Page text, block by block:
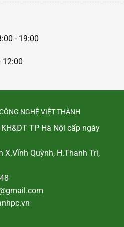
- 19:00
12:00
NGHỆ VIỆT THÀNH
TP Hà Nội cấp ngày
X.Vĩnh Quỳnh, H.Thanh Trì,